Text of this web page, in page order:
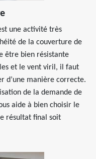
une activité très
de la couverture de
être bien résistante
et le vent viril, il faut
d’une manière correcte.
de la demande de
aide à bien choisir le
résultat final soit